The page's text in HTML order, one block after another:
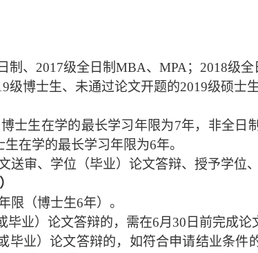
制、2017级全日制MBA、MPA；2018级全
级博士生、未通过论文开题的2019级硕士生
士生在学的最长学习年限为7年，非全
在学的最长学习年限为6年。
送审、学位（毕业）论文答辩、授予学位
限（博士生6年）。
毕业）论文答辩的，需在6月30日前完成论
毕业）论文答辩的，如符合申请结业条